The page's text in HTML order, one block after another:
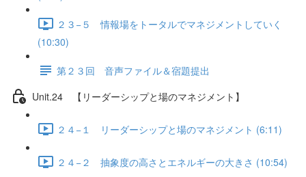
２３−５ 情報場をトータルでマネジメントしていく
(10:30)
第２３回 音声ファイル＆宿題提出
Unit.24 【リーダーシップと場のマネジメント】
２４−１ リーダーシップと場のマネジメント (6:11)
２４−２ 抽象度の高さとエネルギーの大きさ (10:54)